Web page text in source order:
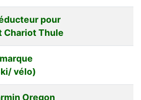
pour
Chariot Thule
vélo)
Oregon